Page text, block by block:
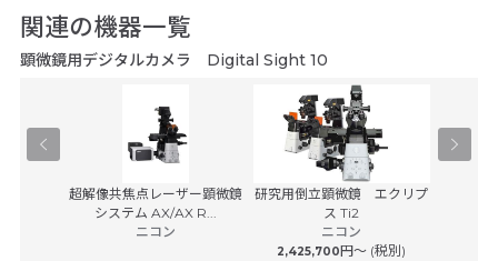
関連の機器一覧
顕微鏡用デジタルカメラ Digital Sight 10
超解像共焦点レーザー顕微鏡
システム AX/AX R...
ニコン
研究用倒立顕微鏡 エクリプ
ス Ti2
ニコン
2,425,700円〜 (税別)